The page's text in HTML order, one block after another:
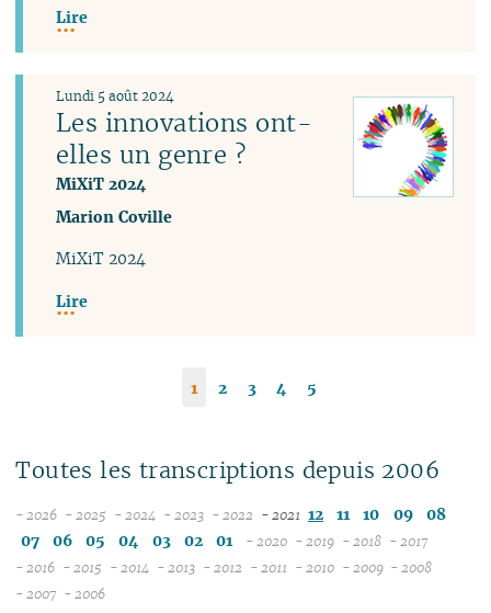
Lire
Les innovations ont-
elles un genre ?
MiXiT 2024
Lundi 5 août 2024
Marion Coville
MiXiT 2024
Lire
1 2 3 4 5
Toutes les transcriptions depuis 2006
- 2026
08
- 2025
12
- 2024
12
- 2023
12
- 2022 - 2021 12 11 10 09
08
07
06 05 04 03 02 01 - 2020 - 2019 - 2018 - 2017
- 2016 - 2015 - 2014 - 2013 - 2012 - 2011 - 2010 - 2009 - 2008
- 2007 - 2006